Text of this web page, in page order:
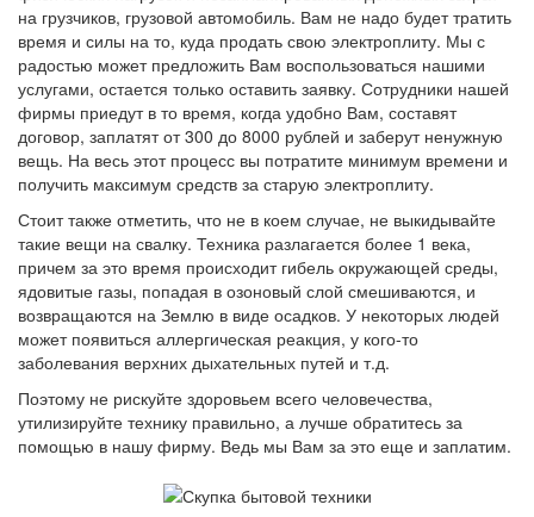
на грузчиков, грузовой автомобиль. Вам не надо будет тратить
время и силы на то, куда продать свою электроплиту. Мы с
радостью может предложить Вам воспользоваться нашими
услугами, остается только оставить заявку. Сотрудники нашей
фирмы приедут в то время, когда удобно Вам, составят
договор, заплатят от 300 до 8000 рублей и заберут ненужную
вещь. На весь этот процесс вы потратите минимум времени и
получить максимум средств за старую электроплиту.
Стоит также отметить, что не в коем случае, не выкидывайте
такие вещи на свалку. Техника разлагается более 1 века,
причем за это время происходит гибель окружающей среды,
ядовитые газы, попадая в озоновый слой смешиваются, и
возвращаются на Землю в виде осадков. У некоторых людей
может появиться аллергическая реакция, у кого-то
заболевания верхних дыхательных путей и т.д.
Поэтому не рискуйте здоровьем всего человечества,
утилизируйте технику правильно, а лучше обратитесь за
помощью в нашу фирму. Ведь мы Вам за это еще и заплатим.